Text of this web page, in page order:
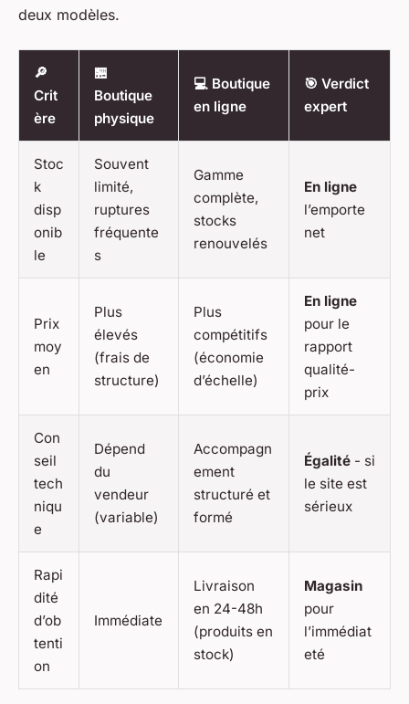
deux modèles.
🔎
Crit
ère
🏪
Boutique
physique
💻 Boutique
en ligne
🎯 Verdict
expert
Stoc
k
disp
onib
le
Souvent
limité,
ruptures
fréquente
s
Gamme
complète,
stocks
renouvelés
En ligne
l’emporte
net
Prix
moy
en
Plus
élevés
(frais de
structure)
Plus
compétitifs
(économie
d’échelle)
En ligne
pour le
rapport
qualité-
prix
Con
seil
tech
niqu
e
Dépend
du
vendeur
(variable)
Accompagn
ement
structuré et
formé
Égalité - si
le site est
sérieux
Rapi
dité
d’ob
tenti
on
Immédiate
Livraison
en 24-48h
(produits en
stock)
Magasin
pour
l’immédiat
eté